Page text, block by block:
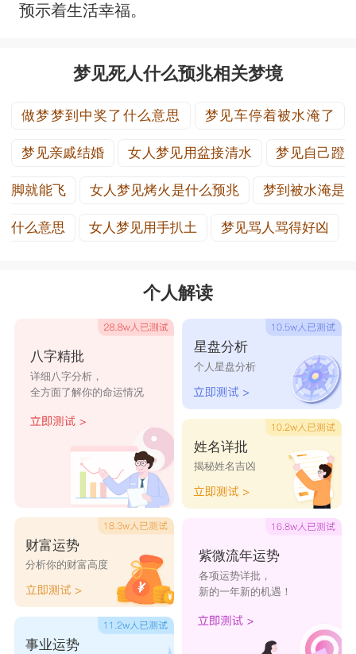
预示着生活幸福。
梦见死人什么预兆相关梦境
做梦梦到中奖了什么意思 梦见车停着被水淹了
梦见亲戚结婚 女人梦见用盆接清水 梦见自己蹬
脚就能飞 女人梦见烤火是什么预兆 梦到被水淹是
什么意思 女人梦见用手扒土 梦见骂人骂得好凶
个人解读
八字精批
详细八字分析，
全方面了解你的命运情况
财富运势
分析你的财富高度
事业运势
星盘分析
个人星盘分析
姓名详批
揭秘姓名吉凶
紫微流年运势
各项运势详批，
新的一年新的机遇！